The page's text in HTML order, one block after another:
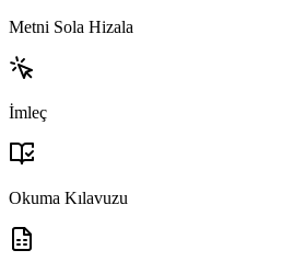
Metni Sola Hizala
İmleç
Okuma Kılavuzu